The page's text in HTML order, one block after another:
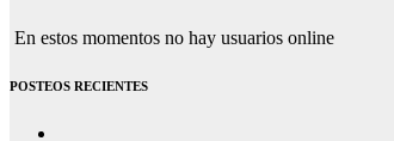
En estos momentos no hay usuarios online
POSTEOS RECIENTES